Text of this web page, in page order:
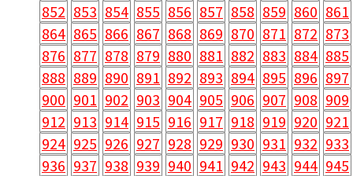
852 853 854 855 856 857 858 859 860 861
864 865 866 867 868 869 870 871 872 873
876 877 878 879 880 881 882 883 884 885
888 889 890 891 892 893 894 895 896 897
900 901 902 903 904 905 906 907 908 909
912 913 914 915 916 917 918 919 920 921
924 925 926 927 928 929 930 931 932 933
936 937 938 939 940 941 942 943 944 945